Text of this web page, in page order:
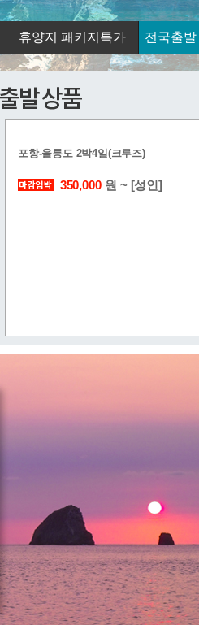
휴양지 패키지특가 전국출
포항-울릉도 2박4일(크루즈)
350,000 원 ~ [성인]